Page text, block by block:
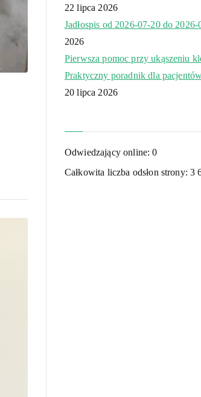
22 lipca 2026
Jadłospis od 2026-07-20 do 2026-
2026
Pierwsza pomoc przy ukąszeniu
Praktyczny poradnik dla
20 lipca 2026
Odwiedzający online:0
Całkowita liczba odsłon strony:3